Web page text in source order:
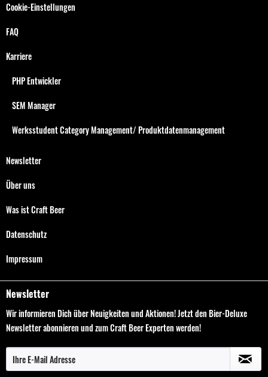
Cookie-Einstellungen
FAQ
Karriere
PHP Entwickler
SEM Manager
Werksstudent Category Management/ Produktdatenmanagement
Newsletter
Über uns
Was ist Craft Beer
Datenschutz
Impressum
Newsletter
Wir informieren Dich über Neuigkeiten und Aktionen! Jetzt den Bier-Deluxe
Newsletter abonnieren und zum Craft Beer Experten werden!